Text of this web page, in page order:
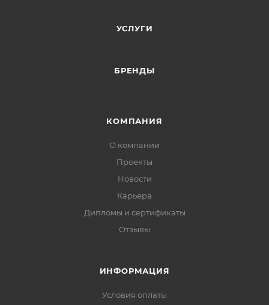
УСЛУГИ
БРЕНДЫ
КОМПАНИЯ
О компании
Проекты
Новости
Карьера
Дипломы и сертификаты
Отзывы
ИНФОРМАЦИЯ
Условия оплаты